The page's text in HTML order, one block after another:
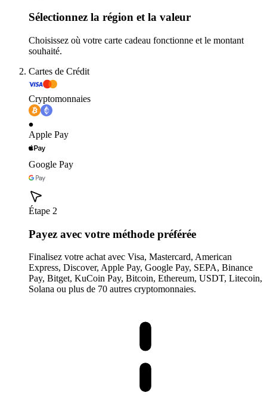
Sélectionnez la région et la valeur
Choisissez où votre carte cadeau fonctionne et le montant
souhaité.
Cartes de Crédit
Cryptomonnaies
Apple Pay
Google Pay
Étape 2
Payez avec votre méthode préférée
Finalisez votre achat avec Visa, Mastercard, American
Express, Discover, Apple Pay, Google Pay, SEPA, Binance
Pay, Bitget, KuCoin Pay, Bitcoin, Ethereum, USDT, Litecoin,
Solana ou plus de 70 autres cryptomonnaies.